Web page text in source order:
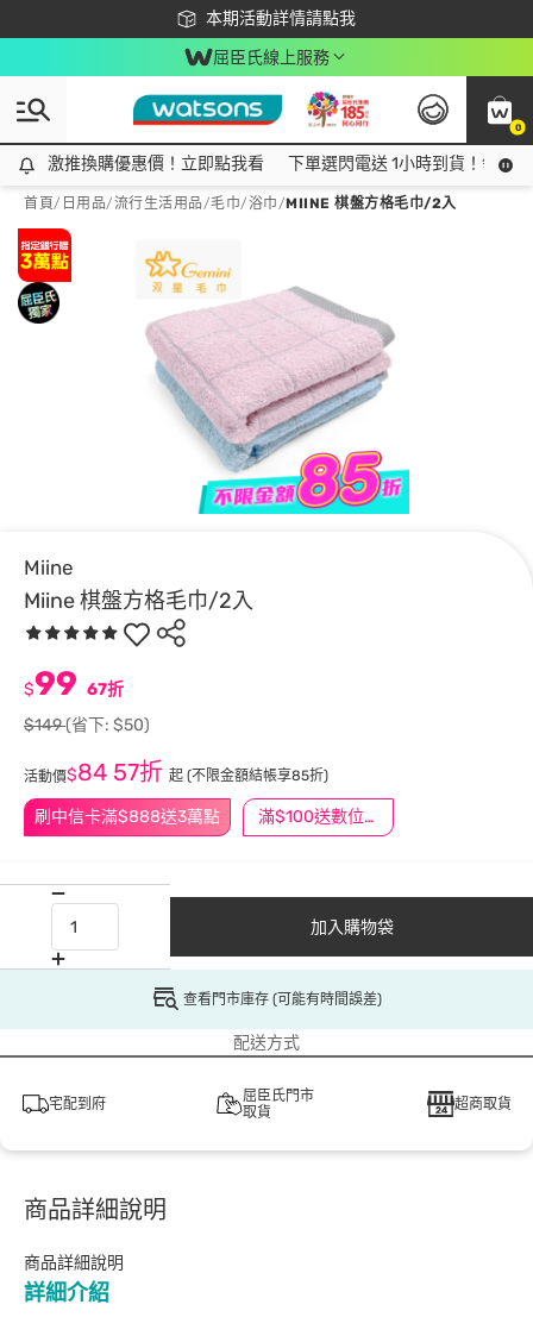
本期活動詳情請點我
下載app最高回饋$350
屈臣氏線上服務
0
激推換購優惠價！立即點我看
激推換購優惠價！立即點我看 下單選閃電送 1小時到貨！領神
首頁/ 日用品/流行生活用品/毛巾/浴巾/MIINE 棋盤方格毛巾/2入
Miine
Miine 棋盤方格毛巾/2入
刷中信卡滿$888送3萬點 滿$100送數位印花
$99 67折
$149(省下: $50)
活動價$84 57折 起 (不限金額結帳享85折)
加入購物袋
查看門市庫存 (可能有時間誤差)
配送方式
宅配到府
屈臣氏門市
取貨
超商取貨
商品詳細說明
商品詳細說明
詳細介紹